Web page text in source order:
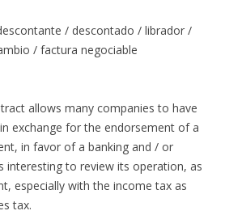
/ descontado / librador /
/ factura negociable
allows many companies to have
exchange for the endorsement of a
in favor of a banking and / or
interesting to review its operation, as
especially with the income tax as
tax.